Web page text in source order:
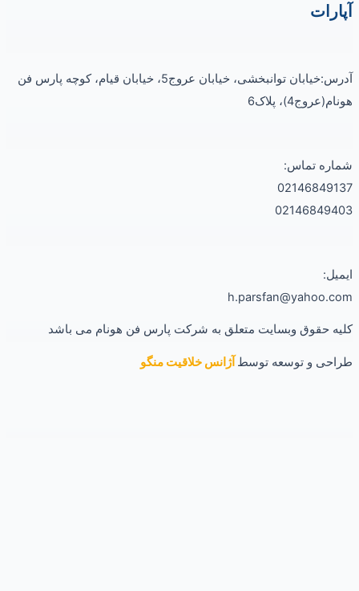
آپارات
آدرس:خیابان توانبخشی، خیابان عروج5، خیابان قیام، کوچه پارس فن
هونام(عروج4)، پلاک6
شماره تماس:
02146849137
02146849403
ایمیل:
h.parsfan@yahoo.com
کلیه حقوق وبسایت متعلق به شرکت پارس فن هونام می باشد
طراحی و توسعه توسط آژانس خلاقیت منگو